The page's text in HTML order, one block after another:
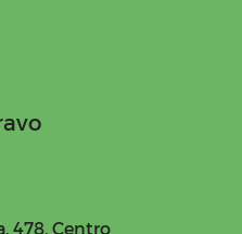
478, Centro